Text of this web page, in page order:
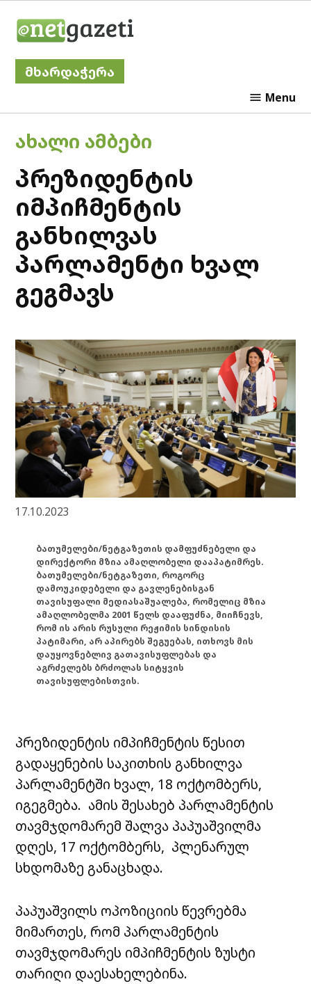
მხარდაჭერა
Menu
POSTED
IN
ᲐᲮᲐᲚᲘ ᲐᲛᲑᲔᲑᲘ
პრეზიდენტის
იმპიჩმენტის
განხილვას
პარლამენტი ხვალ
გეგმავს
17.10.2023
ბათუმელები/ნეტგაზეთის დამფუძნებელი და
დირექტორი მზია ამაღლობელი დააპატიმრეს.
ბათუმელები/ნეტგაზეთი, როგორც
დამოუკიდებელი და გავლენებისგან
თავისუფალი მედიასაშუალება, რომელიც მზია
ამაღლობელმა 2001 წელს დააფუძნა, მიიჩნევს,
რომ ის არის რუსული რეჟიმის სინდისის
პატიმარი, არ აპირებს შეგუებას, ითხოვს მის
დაუყოვნებლივ გათავისუფლებას და
აგრძელებს ბრძოლას სიტყვის
თავისუფლებისთვის.
პრეზიდენტის იმპიჩმენტის წესით
გადაყენების საკითხის განხილვა
პარლამენტში ხვალ, 18 ოქტომბერს,
იგეგმება. ამის შესახებ პარლამენტის
თავმჯდომარემ შალვა პაპუაშვილმა
დღეს, 17 ოქტომბერს, პლენარულ
სხდომაზე განაცხადა.
პაპუაშვილს ოპოზიციის წევრებმა
მიმართეს, რომ პარლამენტის
თავმჯდომარეს იმპიჩმენტის ზუსტი
თარიღი დაესახელებინა.